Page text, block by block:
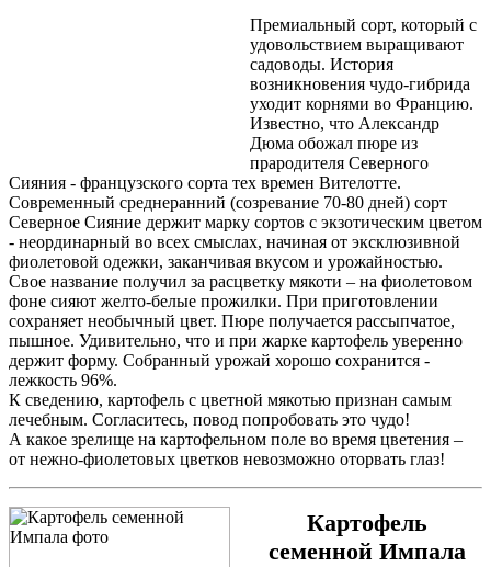
Премиальный сорт, который с
удовольствием выращивают
садоводы. История
возникновения чудо-гибрида
уходит корнями во Францию.
Известно, что Александр
Дюма обожал пюре из
прародителя Северного
Сияния - французского сорта тех времен Вителотте.
Современный среднеранний (созревание 70-80 дней) сорт
Северное Сияние держит марку сортов с экзотическим цветом
- неординарный во всех смыслах, начиная от эксклюзивной
фиолетовой одежки, заканчивая вкусом и урожайностью.
Свое название получил за расцветку мякоти – на фиолетовом
фоне сияют желто-белые прожилки. При приготовлении
сохраняет необычный цвет. Пюре получается рассыпчатое,
пышное. Удивительно, что и при жарке картофель уверенно
держит форму. Собранный урожай хорошо сохранится -
лежкость 96%.
К сведению, картофель с цветной мякотью признан самым
лечебным. Согласитесь, повод попробовать это чудо!
А какое зрелище на картофельном поле во время цветения –
от нежно-фиолетовых цветков невозможно оторвать глаз!
Картофель
семенной Импала